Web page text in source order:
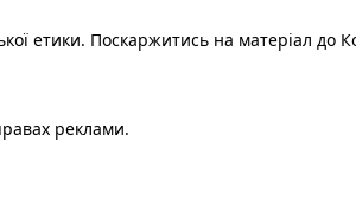
етики. Поскаржитись на матеріал до
реклами.